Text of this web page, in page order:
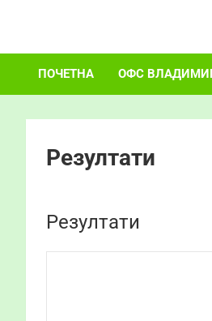
ПОЧЕТНА ОФС
Резултати
Резултати